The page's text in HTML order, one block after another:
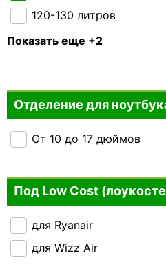
120-130 литров
130-140 литров
Показать еще +2
Отделение для
От 10 до 17 дюймов
Под Low Cost
для Ryanair
для Wizz Air